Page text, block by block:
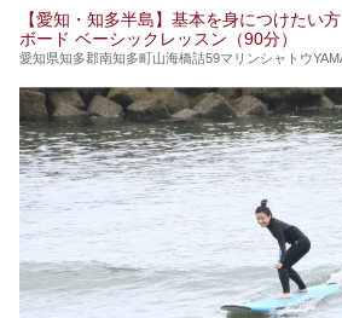
【愛知・知多半島】基本を身につけたい
ボード ベーシックレッスン（90分）
愛知県知多郡南知多町山海橋詰59マリンシャトウ